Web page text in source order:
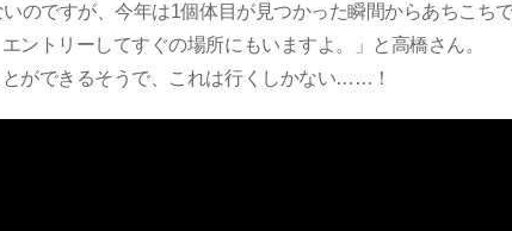
のですが、今年は1個体目が見つかった瞬間からあちこち
ントリーしてすぐの場所にもいますよ。」と高橋さん。
ができるそうで、これは行くしかない……！